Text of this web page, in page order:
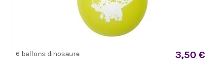
6 ballons dinosaure 3,50 €